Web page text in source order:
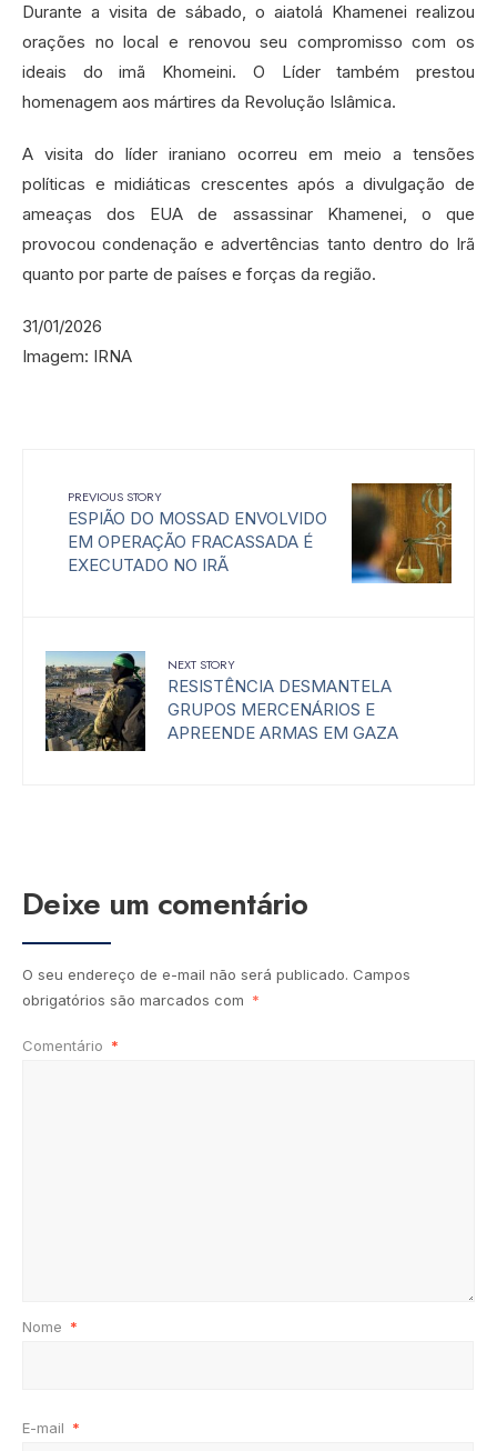
Durante a visita de sábado, o aiatolá Khamenei realizou
orações no local e renovou seu compromisso com os
ideais do imã Khomeini. O Líder também prestou
homenagem aos mártires da Revolução Islâmica.
A visita do líder iraniano ocorreu em meio a tensões
políticas e midiáticas crescentes após a divulgação de
ameaças dos EUA de assassinar Khamenei, o que
provocou condenação e advertências tanto dentro do Irã
quanto por parte de países e forças da região.
31/01/2026
Imagem: IRNA
PREVIOUS STORY
ESPIÃO DO MOSSAD ENVOLVIDO
EM OPERAÇÃO FRACASSADA É
EXECUTADO NO IRÃ
NEXT STORY
RESISTÊNCIA DESMANTELA
GRUPOS MERCENÁRIOS E
APREENDE ARMAS EM GAZA
Deixe um comentário
O seu endereço de e-mail não será publicado. Campos
obrigatórios são marcados com *
Comentário *
Nome *
E-mail *